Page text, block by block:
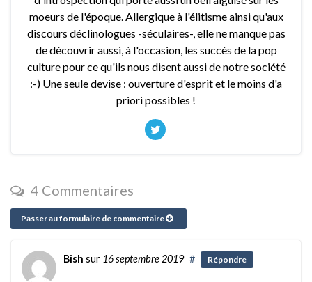
moeurs de l'époque. Allergique à l'élitisme ainsi qu'aux
discours déclinologues -séculaires-, elle ne manque pas
de découvrir aussi, à l'occasion, les succès de la pop
culture pour ce qu'ils nous disent aussi de notre société
:-) Une seule devise : ouverture d'esprit et le moins d'a
priori possibles !
4 Commentaires
Passer au formulaire de commentaire
Bish sur 16 septembre 2019 # Répondre